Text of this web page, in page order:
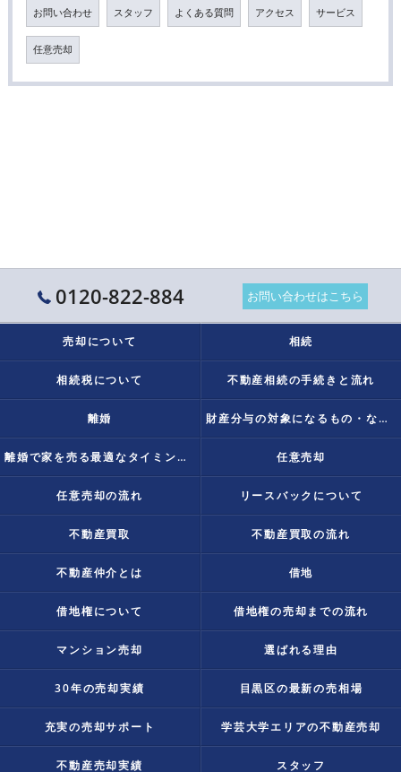
お問い合わせ スタッフ よくある質問 アクセス サービス
任意売却
0120-822-884 お問い合わせはこちら
売却について 相続
相続税について 不動産相続の手続きと流れ
離婚 財産分与の対象になるもの・ならないものとは？
離婚で家を売る最適なタイミングは？ 任意売却
任意売却の流れ リースバックについて
不動産買取 不動産買取の流れ
不動産仲介とは 借地
借地権について 借地権の売却までの流れ
マンション売却 選ばれる理由
30年の売却実績 目黒区の最新の売相場
充実の売却サポート 学芸大学エリアの不動産売却
不動産売却実績 スタッフ